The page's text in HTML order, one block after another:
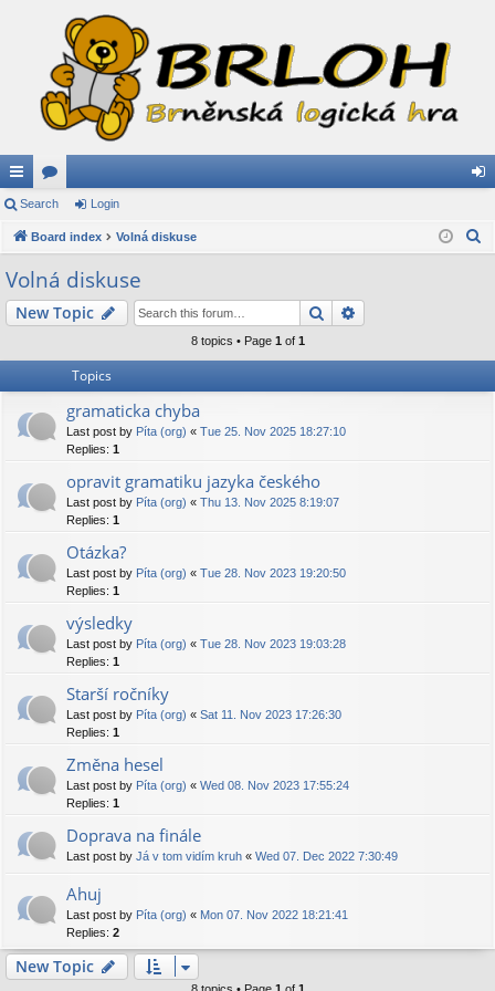
ui
ck
lin
ks
or
u
s
in
Search Login
Board index Volná diskuse
Volná diskuse
New Topic Search
8 topics • Page 1 of 1
Topics
gramaticka chyba
Last post by Píta (org) « Tue 25. Nov 2025 18:27:10
Replies: 1
opravit gramatiku jazyka českého
Last post by Píta (org) « Thu 13. Nov 2025 8:19:07
Replies: 1
Otázka?
Last post by Píta (org) « Tue 28. Nov 2023 19:20:50
Replies: 1
výsledky
Last post by Píta (org) « Tue 28. Nov 2023 19:03:28
Replies: 1
Starší ročníky
Last post by Píta (org) « Sat 11. Nov 2023 17:26:30
Replies: 1
Změna hesel
Last post by Píta (org) « Wed 08. Nov 2023 17:55:24
Replies: 1
Doprava na finále
Last post by Já v tom vidím kruh « Wed 07. Dec 2022 7:30:49
Ahuj
Last post by Píta (org) « Mon 07. Nov 2022 18:21:41
Replies: 2
New Topic